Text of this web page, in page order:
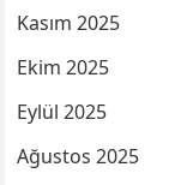
Kasım 2025
Ekim 2025
Eylül 2025
Ağustos 2025